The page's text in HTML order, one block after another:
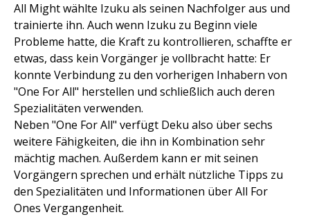
All Might wählte Izuku als seinen Nachfolger aus und
trainierte ihn. Auch wenn Izuku zu Beginn viele
Probleme hatte, die Kraft zu kontrollieren, schaffte er
etwas, dass kein Vorgänger je vollbracht hatte: Er
konnte Verbindung zu den vorherigen Inhabern von
"One For All" herstellen und schließlich auch deren
Spezialitäten verwenden.
Neben "One For All" verfügt Deku also über sechs
weitere Fähigkeiten, die ihn in Kombination sehr
mächtig machen. Außerdem kann er mit seinen
Vorgängern sprechen und erhält nützliche Tipps zu
den Spezialitäten und Informationen über All For
Ones Vergangenheit.